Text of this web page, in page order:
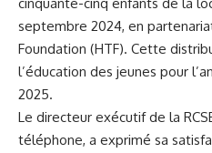
cinquante-cinq enfants de la
septembre 2024, en
Foundation (HTF). Cette
l’éducation des jeunes pour
2025.
Le directeur exécutif de la
téléphone, a exprimé sa